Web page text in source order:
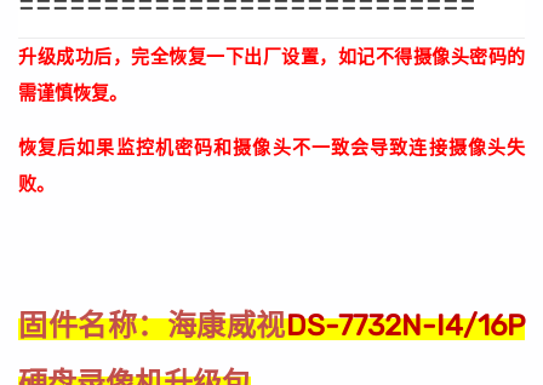
升级成功后，完全恢复一下出厂设置，如记不得摄像头密码的
需谨慎恢复。
恢复后如果监控机密码和摄像头不一致会导致连接摄像头失
败。
固件名称：海康威视DS-7732N-I4/16P